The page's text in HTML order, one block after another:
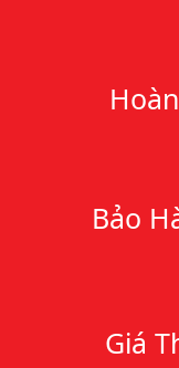
Bảo
Giá